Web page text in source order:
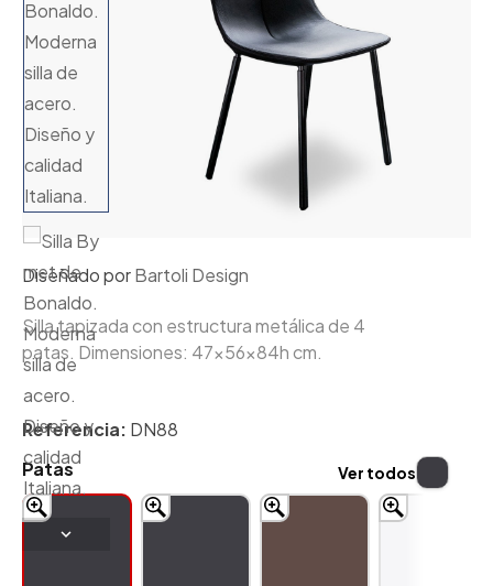
Diseñado porBartoli Design
Silla tapizada con estructura metálica de 4
patas. Dimensiones: 47x56x84h cm.
Referencia: DN88
Patas
Ver todos